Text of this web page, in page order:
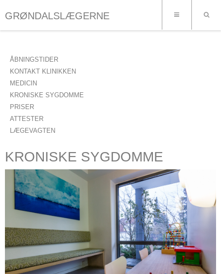
GRØNDALSLÆGERNE
ÅBNINGSTIDER
KONTAKT KLINIKKEN
MEDICIN
KRONISKE SYGDOMME
PRISER
ATTESTER
LÆGEVAGTEN
KRONISKE SYGDOMME